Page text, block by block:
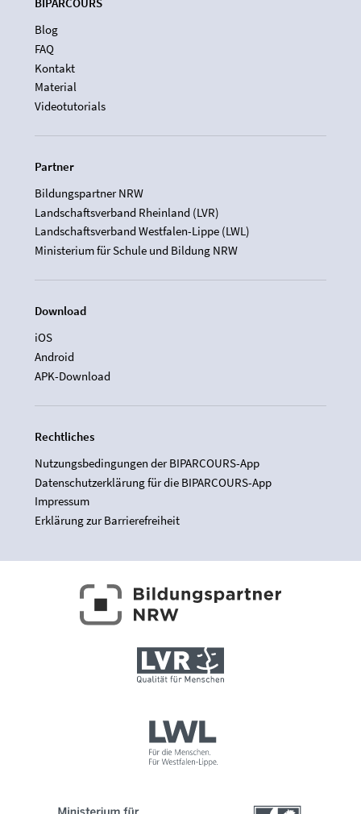
Blog
FAQ
Kontakt
Material
Videotutorials
Partner
Bildungspartner NRW
Landschaftsverband Rheinland (LVR)
Landschaftsverband Westfalen-Lippe (LWL)
Ministerium für Schule und Bildung NRW
Download
iOS
Android
APK-Download
Rechtliches
Nutzungsbedingungen der BIPARCOURS-App
Datenschutzerklärung für die BIPARCOURS-App
Impressum
Erklärung zur Barrierefreiheit